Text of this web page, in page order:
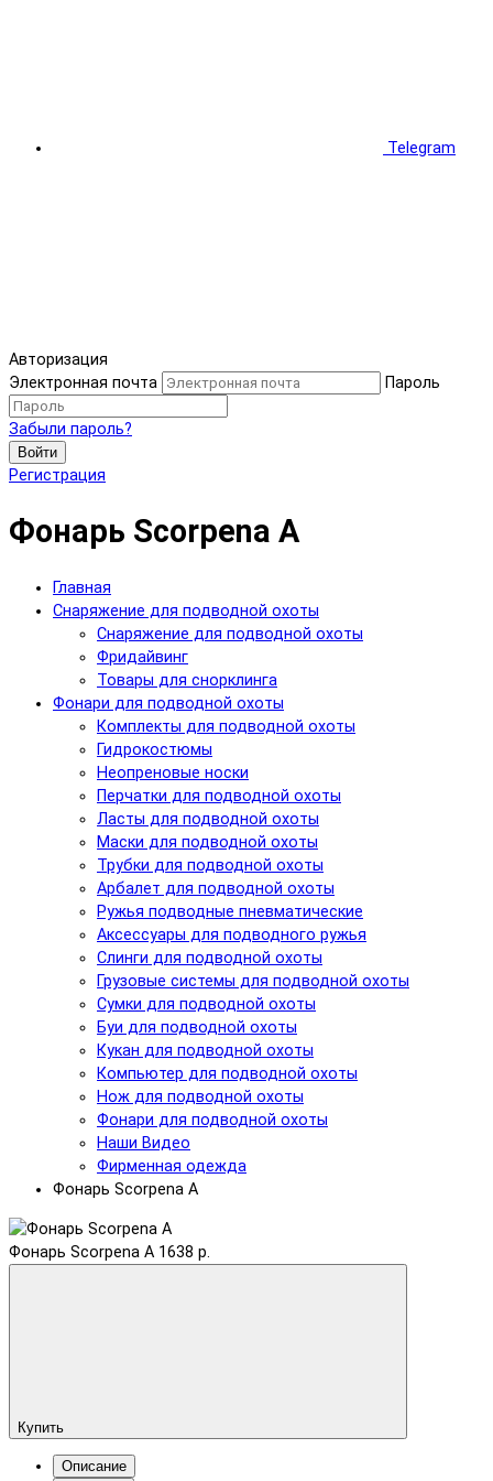
Telegram
Авторизация
Электронная почта
Пароль
Забыли пароль?
Войти
Регистрация
Фонарь Scorpena A
Главная
Снаряжение для подводной охоты
Снаряжение для подводной охоты
Фридайвинг
Товары для снорклинга
Фонари для подводной охоты
Комплекты для подводной охоты
Гидрокостюмы
Неопреновые носки
Перчатки для подводной охоты
Ласты для подводной охоты
Маски для подводной охоты
Трубки для подводной охоты
Арбалет для подводной охоты
Ружья подводные пневматические
Аксессуары для подводного ружья
Слинги для подводной охоты
Грузовые системы для подводной охоты
Сумки для подводной охоты
Буи для подводной охоты
Кукан для подводной охоты
Компьютер для подводной охоты
Нож для подводной охоты
Фонари для подводной охоты
Наши Видео
Фирменная одежда
Фонарь Scorpena A
Фонарь Scorpena A 1638 р.
Купить
Описание